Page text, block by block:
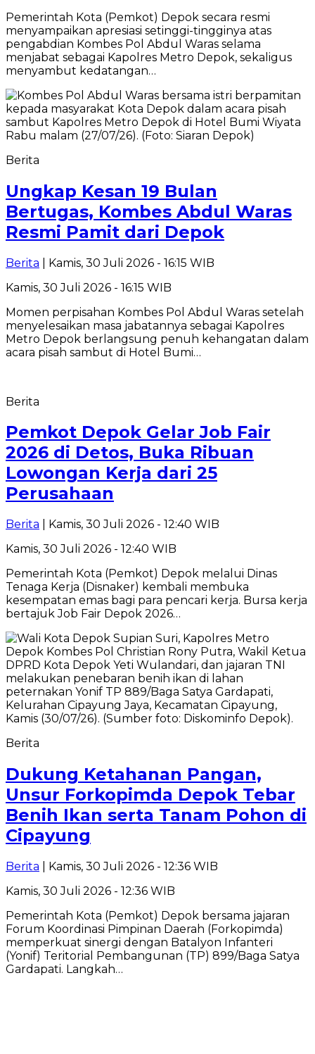
Pemerintah Kota (Pemkot) Depok secara resmi
menyampaikan apresiasi setinggi-tingginya atas
pengabdian Kombes Pol Abdul Waras selama
menjabat sebagai Kapolres Metro Depok, sekaligus
menyambut kedatangan…
Berita
Ungkap Kesan 19 Bulan
Bertugas, Kombes Abdul Waras
Resmi Pamit dari Depok
Berita | Kamis, 30 Juli 2026 - 16:15 WIB
Kamis, 30 Juli 2026 - 16:15 WIB
Momen perpisahan Kombes Pol Abdul Waras setelah
menyelesaikan masa jabatannya sebagai Kapolres
Metro Depok berlangsung penuh kehangatan dalam
acara pisah sambut di Hotel Bumi…
Berita
Pemkot Depok Gelar Job Fair
2026 di Detos, Buka Ribuan
Lowongan Kerja dari 25
Perusahaan
Berita | Kamis, 30 Juli 2026 - 12:40 WIB
Kamis, 30 Juli 2026 - 12:40 WIB
Pemerintah Kota (Pemkot) Depok melalui Dinas
Tenaga Kerja (Disnaker) kembali membuka
kesempatan emas bagi para pencari kerja. Bursa kerja
bertajuk Job Fair Depok 2026…
Berita
Dukung Ketahanan Pangan,
Unsur Forkopimda Depok Tebar
Benih Ikan serta Tanam Pohon di
Cipayung
Berita | Kamis, 30 Juli 2026 - 12:36 WIB
Kamis, 30 Juli 2026 - 12:36 WIB
Pemerintah Kota (Pemkot) Depok bersama jajaran
Forum Koordinasi Pimpinan Daerah (Forkopimda)
memperkuat sinergi dengan Batalyon Infanteri
(Yonif) Teritorial Pembangunan (TP) 899/Baga Satya
Gardapati. Langkah…